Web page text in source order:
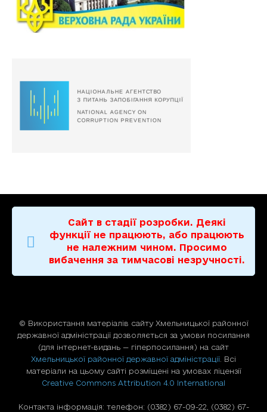
Сайт в стадії розробки. Деякі
функції не працюють, або працюють
не належним чином. Просимо
вибачення за тимчасові незручності.
© Використання матерiалiв сайту Хмельницької районної
державної адміністрації дозволяється за умови посилання
(для iнтернет-видань — гiперпосилання) на сайт
Хмельницької районної державної адміністрації . Всі
матеріали на цьому сайті розміщені на умовах ліцензії
Creative Commons Attribution 4.0 International
Контакта інформація: телефон: (0382) 67-09-22, (0382) 67-